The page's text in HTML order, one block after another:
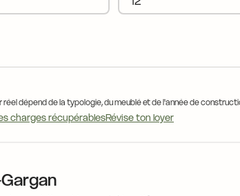
dépend de la typologie, du meublé et de l'année de
charges récupérablesRévise ton loyer